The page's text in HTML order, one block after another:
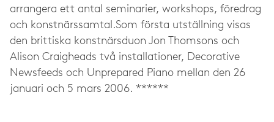
arrangera ett antal seminarier, workshops, föredrag
och konstnärssamtal.Som första utställning visas
den brittiska konstnärsduon Jon Thomsons och
Alison Craigheads två installationer, Decorative
Newsfeeds och Unprepared Piano mellan den 26
januari och 5 mars 2006. ******